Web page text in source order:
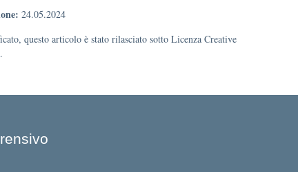
24.05.2024
questo articolo è stato rilasciato sotto Licenza Creative